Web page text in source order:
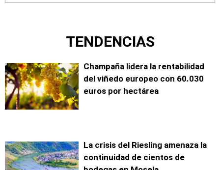
TENDENCIAS
Champaña lidera la rentabilidad
del viñedo europeo con 60.030
euros por hectárea
La crisis del Riesling amenaza la
continuidad de cientos de